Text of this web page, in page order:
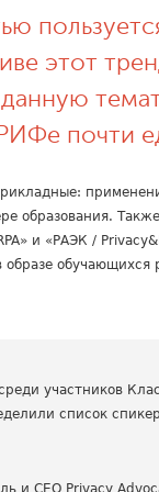
этот
почти
образования.
и «РАЭК /
обучающихся
участников
список
и CEO Privacy